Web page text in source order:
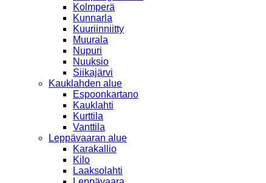
Kolmperä
Kunnarla
Kuuriinniitty
Muurala
Nupuri
Nuuksio
Siikajärvi
Kauklahden alue
Espoonkartano
Kauklahti
Kurttila
Vanttila
Leppävaaran alue
Karakallio
Kilo
Laaksolahti